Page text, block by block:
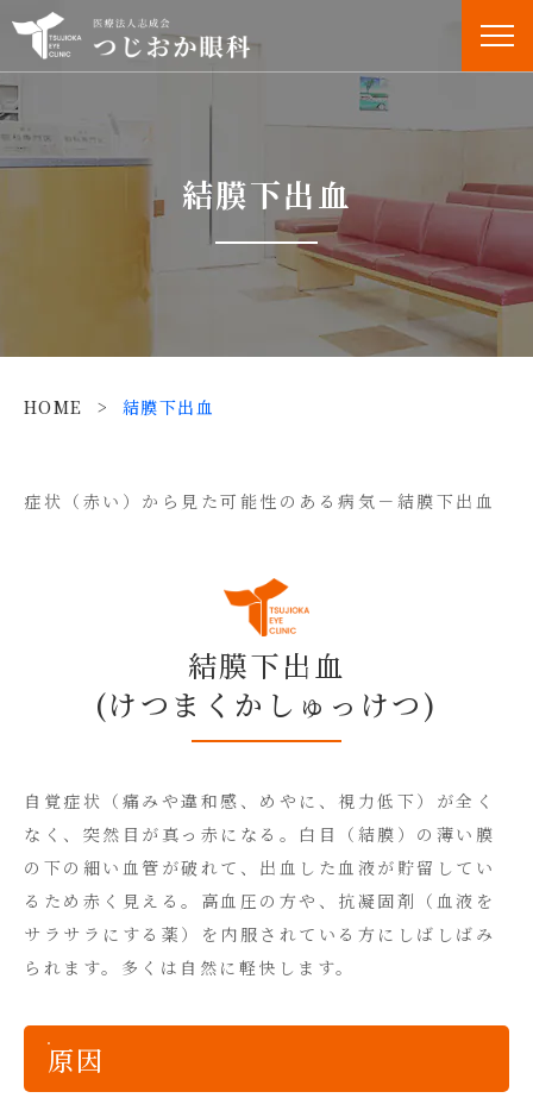
結膜下出血
HOME > 結膜下出血
症状（赤い）から見た可能性のある病気－結膜下出血
結膜下出血
(けつまくか しゅっけつ)
自覚症状（痛みや違和感、めやに、視力低下）が全く
なく、突然目が真っ赤になる。白目（結膜）の薄い膜
の下の細い血管が破れて、出血した血液が貯留してい
るため赤く見える。高血圧の方や、抗凝固剤（血液を
サラサラにする薬）を内服されている方にしばしばみ
られます。多くは自然に軽快します。
原因